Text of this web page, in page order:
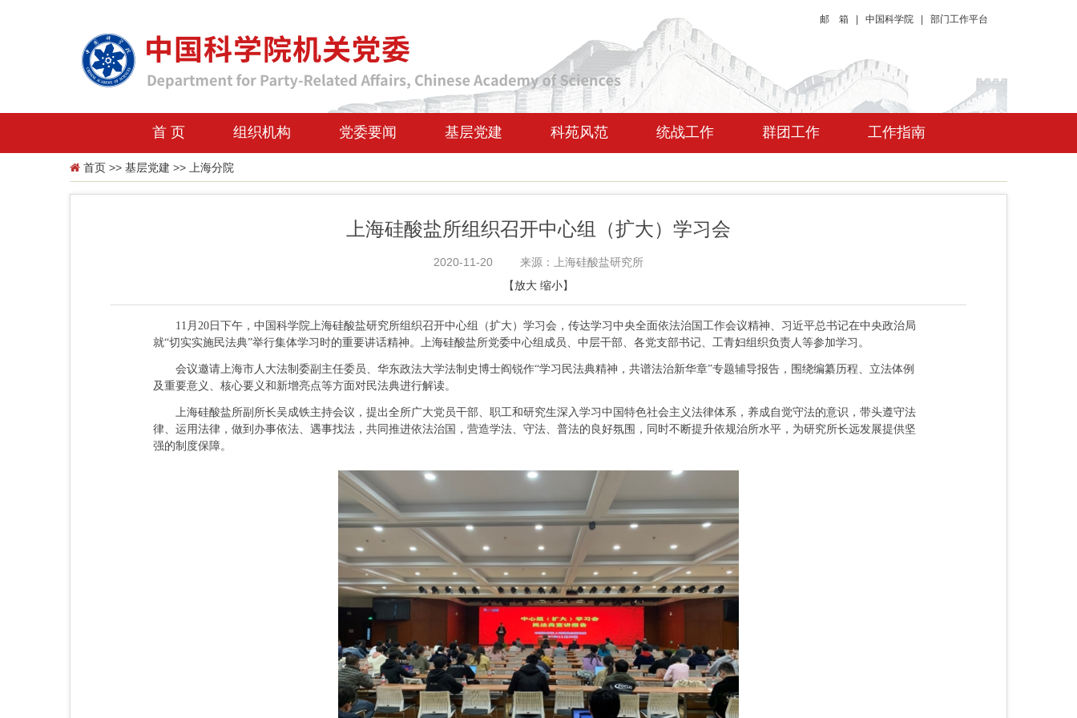
邮 箱 中国科学院 部门工作平台
首 页 组织机构 党委要闻 基层党建 科苑风范 统战工作 群团工作 工作指南
首页 >> 基层党建 >> 上海分院
上海硅酸盐所组织召开中心组（扩大）学习会
2020-11-20
来源：上海硅酸盐研究所
【放大 缩小】
11月20日下午，中国科学院上海硅酸盐研究所组织召开中心组（扩大）学习会，传达学习中央全面依法治国工作会议精神、习近平总书记在中央政治局
就“切实实施民法典”举行集体学习时的重要讲话精神。上海硅酸盐所党委中心组成员、中层干部、各党支部书记、工青妇组织负责人等参加学习。
会议邀请上海市人大法制委副主任委员、华东政法大学法制史博士阎锐作“学习民法典精神，共谱法治新华章”专题辅导报告，围绕编纂历程、立法体例
及重要意义、核心要义和新增亮点等方面对民法典进行解读。
上海硅酸盐所副所长吴成铁主持会议，提出全所广大党员干部、职工和研究生深入学习中国特色社会主义法律体系，养成自觉守法的意识，带头遵守法
律、运用法律，做到办事依法、遇事找法，共同推进依法治国，营造学法、守法、普法的良好氛围，同时不断提升依规治所水平，为研究所长远发展提供坚
强的制度保障。